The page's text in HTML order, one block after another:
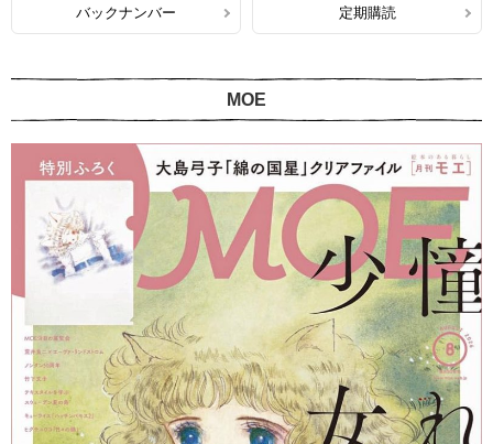
バックナンバー 定期購読
MOE